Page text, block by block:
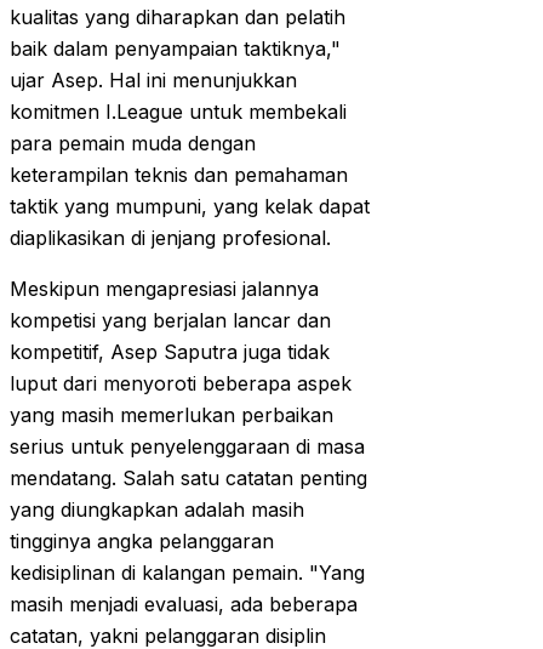
kualitas yang diharapkan dan pelatih
baik dalam penyampaian taktiknya,"
ujar Asep. Hal ini menunjukkan
komitmen I.League untuk membekali
para pemain muda dengan
keterampilan teknis dan pemahaman
taktik yang mumpuni, yang kelak dapat
diaplikasikan di jenjang profesional.
Meskipun mengapresiasi jalannya
kompetisi yang berjalan lancar dan
kompetitif, Asep Saputra juga tidak
luput dari menyoroti beberapa aspek
yang masih memerlukan perbaikan
serius untuk penyelenggaraan di masa
mendatang. Salah satu catatan penting
yang diungkapkan adalah masih
tingginya angka pelanggaran
kedisiplinan di kalangan pemain. "Yang
masih menjadi evaluasi, ada beberapa
catatan, yakni pelanggaran disiplin